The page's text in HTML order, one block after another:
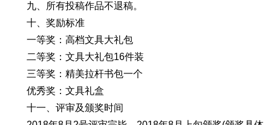
九、所有投稿作品不退稿。
十、奖励标准
一等奖：高档文具大礼包
二等奖：文具大礼包16件装
三等奖：精美拉杆书包一个
优秀奖：文具礼盒
十一、评审及颁奖时间